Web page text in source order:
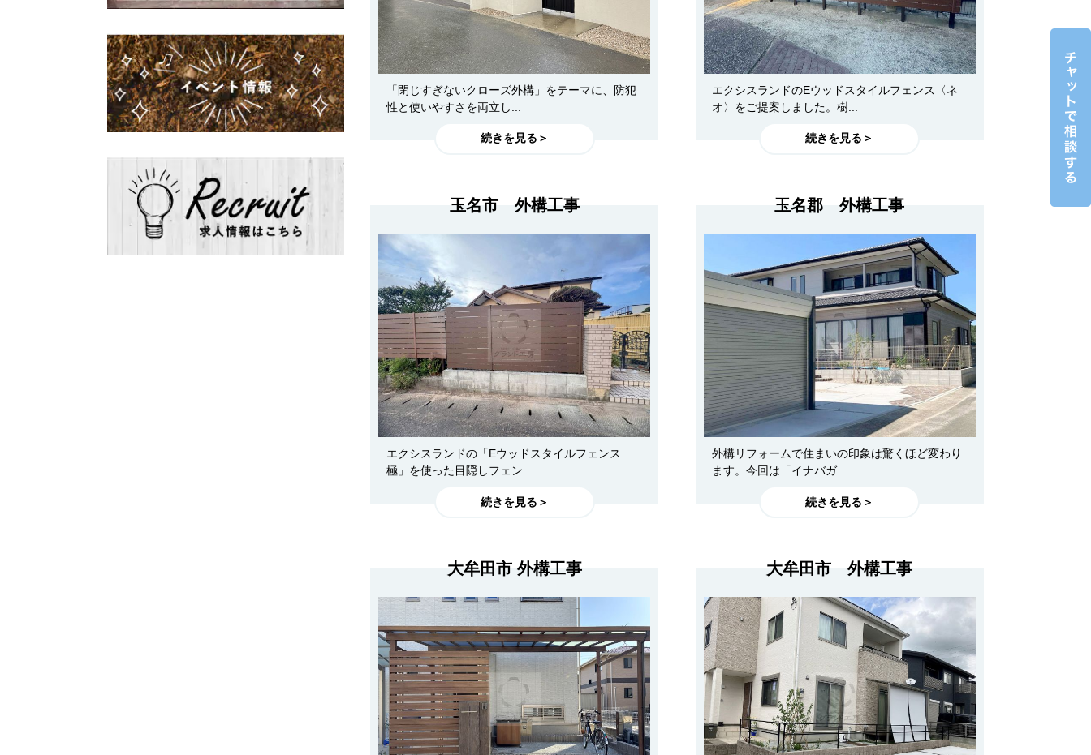
「閉じすぎないクローズ外構」をテーマに、防犯
性と使いやすさを両立し...
続きを見る＞
エクシスランドのEウッドスタイルフェンス〈ネ
オ〉をご提案しました。樹...
続きを見る＞
玉名市 外構工事
エクシスランドの「Eウッドスタイルフェンス
極」を使った目隠しフェン...
続きを見る＞
玉名郡 外構工事
外構リフォームで住まいの印象は驚くほど変わり
ます。今回は「イナバガ...
続きを見る＞
大牟田市 外構工事 大牟田市 外構工事